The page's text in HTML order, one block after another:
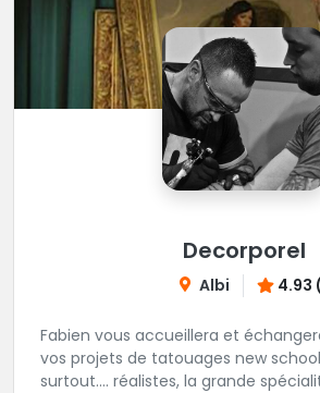
Decorporel
Albi 4.93
Fabien vous accueillera et
vos projets de tatouages new
surtout.... réalistes, la grande